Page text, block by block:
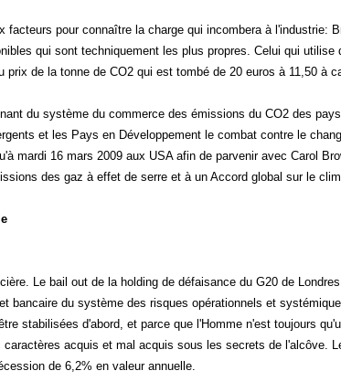
facteurs pour connaître la charge qui incombera à
qui sont techniquement les plus propres. Celui qui
prix de la tonne de CO2 qui est tombé de 20 euros à 11,50 à
du système du commerce des émissions du CO2 des
et les Pays en Développement le combat contre le
mardi 16 mars 2009 aux USA afin de parvenir avec Carol
des gaz à effet de serre et à un Accord global sur le
Le bail out de la holding de défaisance du G20 de
bancaire du système des risques opérationnels et
stabilisées d'abord, et parce que l'Homme n'est toujours
acquis et mal acquis sous les secrets de l'alcôve.
de 6,2% en valeur annuelle.